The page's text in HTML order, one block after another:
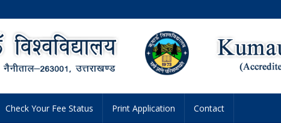
Check Your Fee Status Print Application Contact